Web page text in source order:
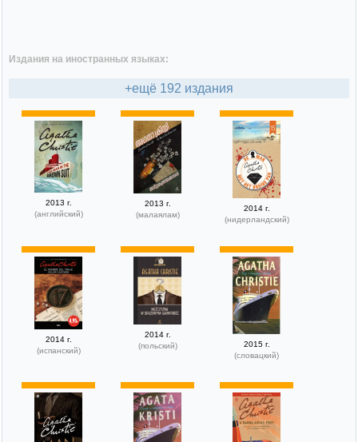
Издания на иностранных языках:
+ещё 192 издания
2013 г.
(английский)
2013 г.
(малаялам)
2014 г.
(нидерландский)
2014 г.
(испанский)
2014 г.
(польский)
2015 г.
(словацкий)